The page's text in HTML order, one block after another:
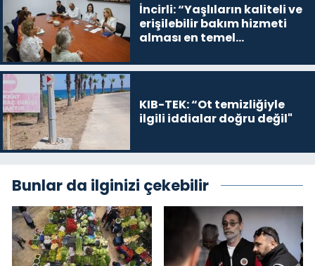
İncirli: “Yaşlıların kaliteli ve
erişilebilir bakım hizmeti
alması en temel
KIB-TEK: “Ot temizliğiyle
ilgili iddialar doğru değil"
Bunlar da ilginizi çekebilir